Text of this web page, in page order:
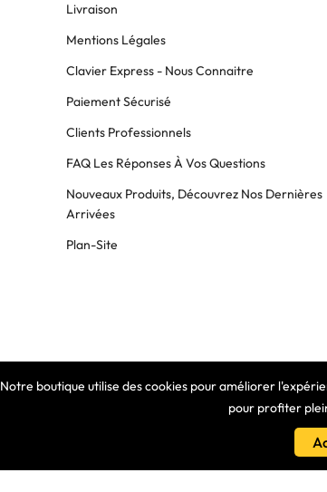
Notre boutique utilise des cookies pour améliorer
pour profiter
Livraison
Mentions Légales
Clavier Express - Nous Connaitre
Paiement Sécurisé
Clients Professionnels
FAQ Les Réponses À Vos Questions
Nouveaux Produits, Découvrez Nos Dernières
Arrivées
Plan-Site